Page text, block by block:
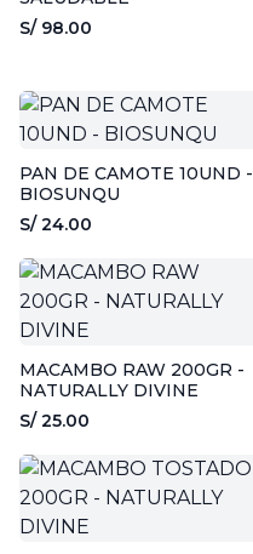
S/ 98.00
PAN DE CAMOTE 10UND -
BIOSUNQU
S/ 24.00
MACAMBO RAW 200GR -
NATURALLY DIVINE
S/ 25.00